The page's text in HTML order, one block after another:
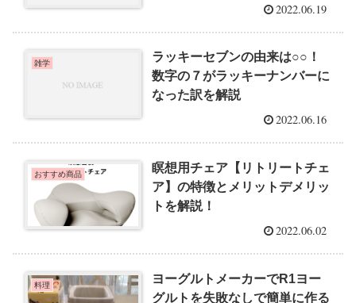
2022.06.19
雑学
ラッキーセブンの由来は○○！
数字の７がラッキーナンバーに
なった訳を解説
2022.06.16
おすすめ商品
瞑想用チェア【リトリートチェ
ア】の特徴とメリットデメリッ
トを解説！
2022.06.02
料理
ヨーグルトメーカーでR1ヨー
グルトを失敗なしで簡単に作る